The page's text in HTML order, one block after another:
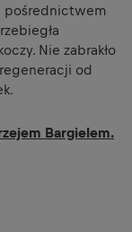
pośrednictwem
Nie zabrakło
od
Bargielem.